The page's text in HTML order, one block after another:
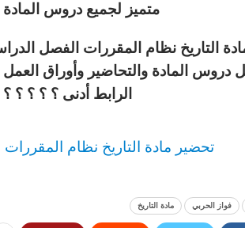
متميز لجميع دروس
التاريخ نظام المقررات الفصل
دروس المادة والتحاضير وأوراق
الرابط أدنى ؟ ؟ ؟ ؟
تحضير مادة التاريخ نظام المقررات
فواز الحربي مادة التاريخ